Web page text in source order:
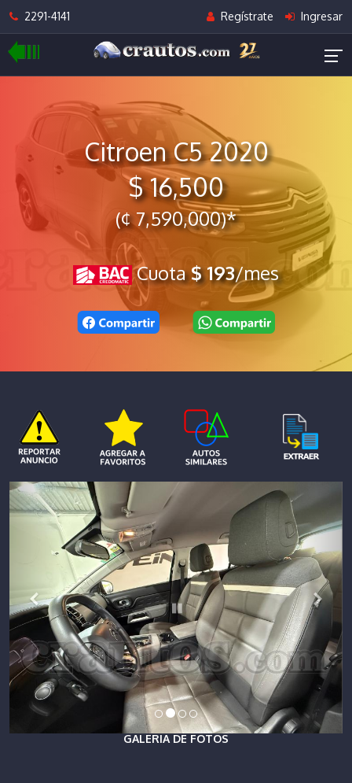
2291-4141 Regístrate Ingresar
Citroen C5 2020
$ 16,500
(¢ 7,590,000)*
Cuota$ 193/mes
GALERIA DE FOTOS